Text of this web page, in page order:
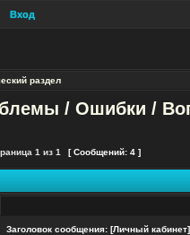
Вход
раздел
/ Ошибки /
на тему
1 из 1 [ Сообщений: 4 ]
Заголовок сообщения: [Личный